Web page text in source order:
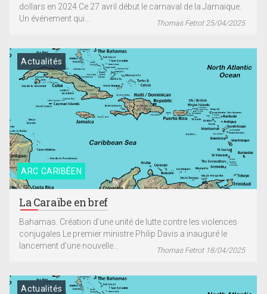
dollars en 2024 Ce 27 avril début le carnaval de la Jamaïque.
Un événement qui...
Thomas Fetrot 25/04/2025
ARC CARIBÉEN
Actualités
La Caraïbe en bref
Bahamas. Création d’une unité de lutte contre les violences
conjugales Le premier ministre Philip Davis a inauguré le
lancement d’une nouvelle...
Thomas Fetrot 18/04/2025
Actualités